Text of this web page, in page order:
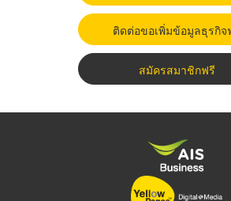
ติดต่อขอเพิ่มข้อมูลธุรกิจ
สมัครสมาชิกฟรี